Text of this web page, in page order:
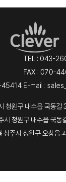
45414
TEL : 043-
FAX : 070-
E-mail :
청원구 내수읍 국동길
시 청원구 내수읍 국동
주시 청원구 오창읍